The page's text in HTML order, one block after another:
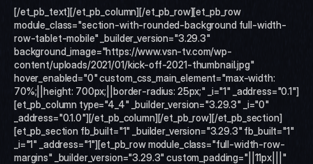
[/et_pb_text][/et_pb_column][/et_pb_row][et_pb_row
module_class="section-with-rounded-background full-width-
row-tablet-mobile" _builder_version="3.29.3"
background_image="https://www.vsn-tv.com/wp-
content/uploads/2021/01/kick-off-2021-thumbnail.jpg"
hover_enabled="0" custom_css_main_element="max-width:
70%;||height: 700px;||border-radius: 25px;" _i="1" _address="0.1"]
[et_pb_column type="4_4" _builder_version="3.29.3" _i="0"
_address="0.1.0"][/et_pb_column][/et_pb_row][/et_pb_section]
[et_pb_section fb_built="1" _builder_version="3.29.3" fb_built="1"
_i="1" _address="1"][et_pb_row module_class="full-width-row-
margins" _builder_version="3.29.3" custom_padding="||11px|||"